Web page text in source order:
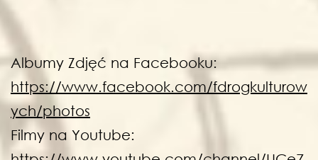
Albumy Zdjęć na Facebooku:
https://www.facebook.com/fdrogkulturow
ych/photos
Filmy na Youtube: